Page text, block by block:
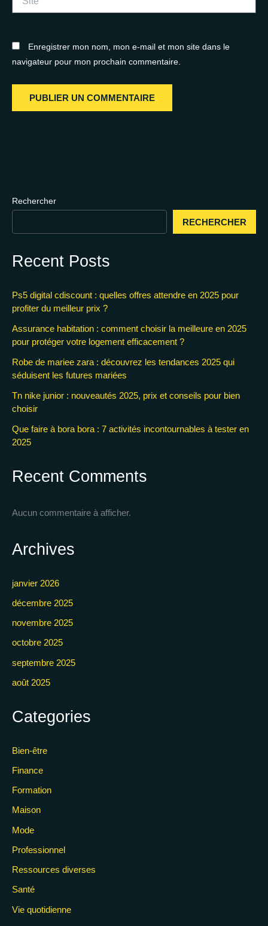
Enregistrer mon nom, mon e-mail et mon site dans le
navigateur pour mon prochain commentaire.
Rechercher
RECHERCHER
Recent Posts
Ps5 digital cdiscount : quelles offres attendre en 2025 pour
profiter du meilleur prix ?
Assurance habitation : comment choisir la meilleure en 2025
pour protéger votre logement efficacement ?
Robe de mariee zara : découvrez les tendances 2025 qui
séduisent les futures mariées
Tn nike junior : nouveautés 2025, prix et conseils pour bien
choisir
Que faire à bora bora : 7 activités incontournables à tester en
2025
Recent Comments
Aucun commentaire à afficher.
Archives
janvier 2026
décembre 2025
novembre 2025
octobre 2025
septembre 2025
août 2025
Categories
Bien-être
Finance
Formation
Maison
Mode
Professionnel
Ressources diverses
Santé
Vie quotidienne